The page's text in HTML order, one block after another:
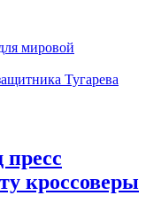
мировой
Тугарева
кроссоверы